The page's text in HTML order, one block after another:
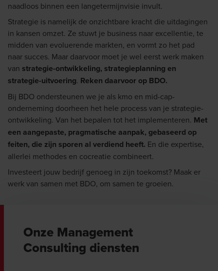
naadloos binnen een langetermijnvisie invult.
Strategie is namelijk de onzichtbare kracht die uitdagingen
in kansen omzet. Ze stuwt je business naar excellentie, te
midden van evoluerende markten, en vormt zo het pad
naar succes. Maar daarvoor moet je wel eerst werk maken
van strategie-ontwikkeling, strategieplanning en
strategie-uitvoering. Reken daarvoor op BDO.
Bij BDO ondersteunen we je als kmo en mid-cap-
onderneming doorheen het hele process van je strategie-
ontwikkeling. Van het bepalen tot het implementeren. Met
een aangepaste, pragmatische aanpak, gebaseerd op
feiten, die zijn sporen al verdiend heeft. En die expertise,
allerlei methodes en cocreatie combineert.
Investeert jouw bedrijf genoeg in zijn toekomst? Maak er
werk van samen met BDO, om samen te groeien.
Onze Management
Consulting diensten